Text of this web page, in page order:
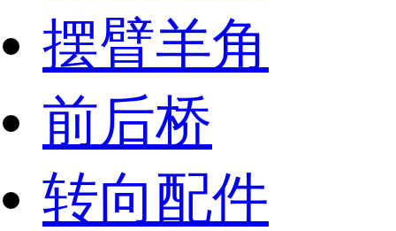
摆臂羊角
前后桥
转向配件